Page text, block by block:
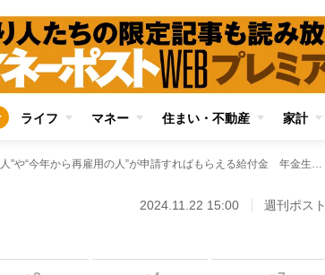
ライフ マネー 住まい・不動産 家計
“今年から年金生活の人”や“今年から再雇用の人”が申請すればもらえる給付金 年金生活者支援給付金、高年齢雇用継続基本給付金などを解説
2024.11.22 15:00 週刊ポスト